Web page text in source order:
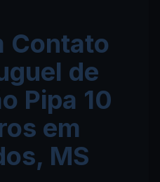
Contato
de
Pipa 10
em
MS